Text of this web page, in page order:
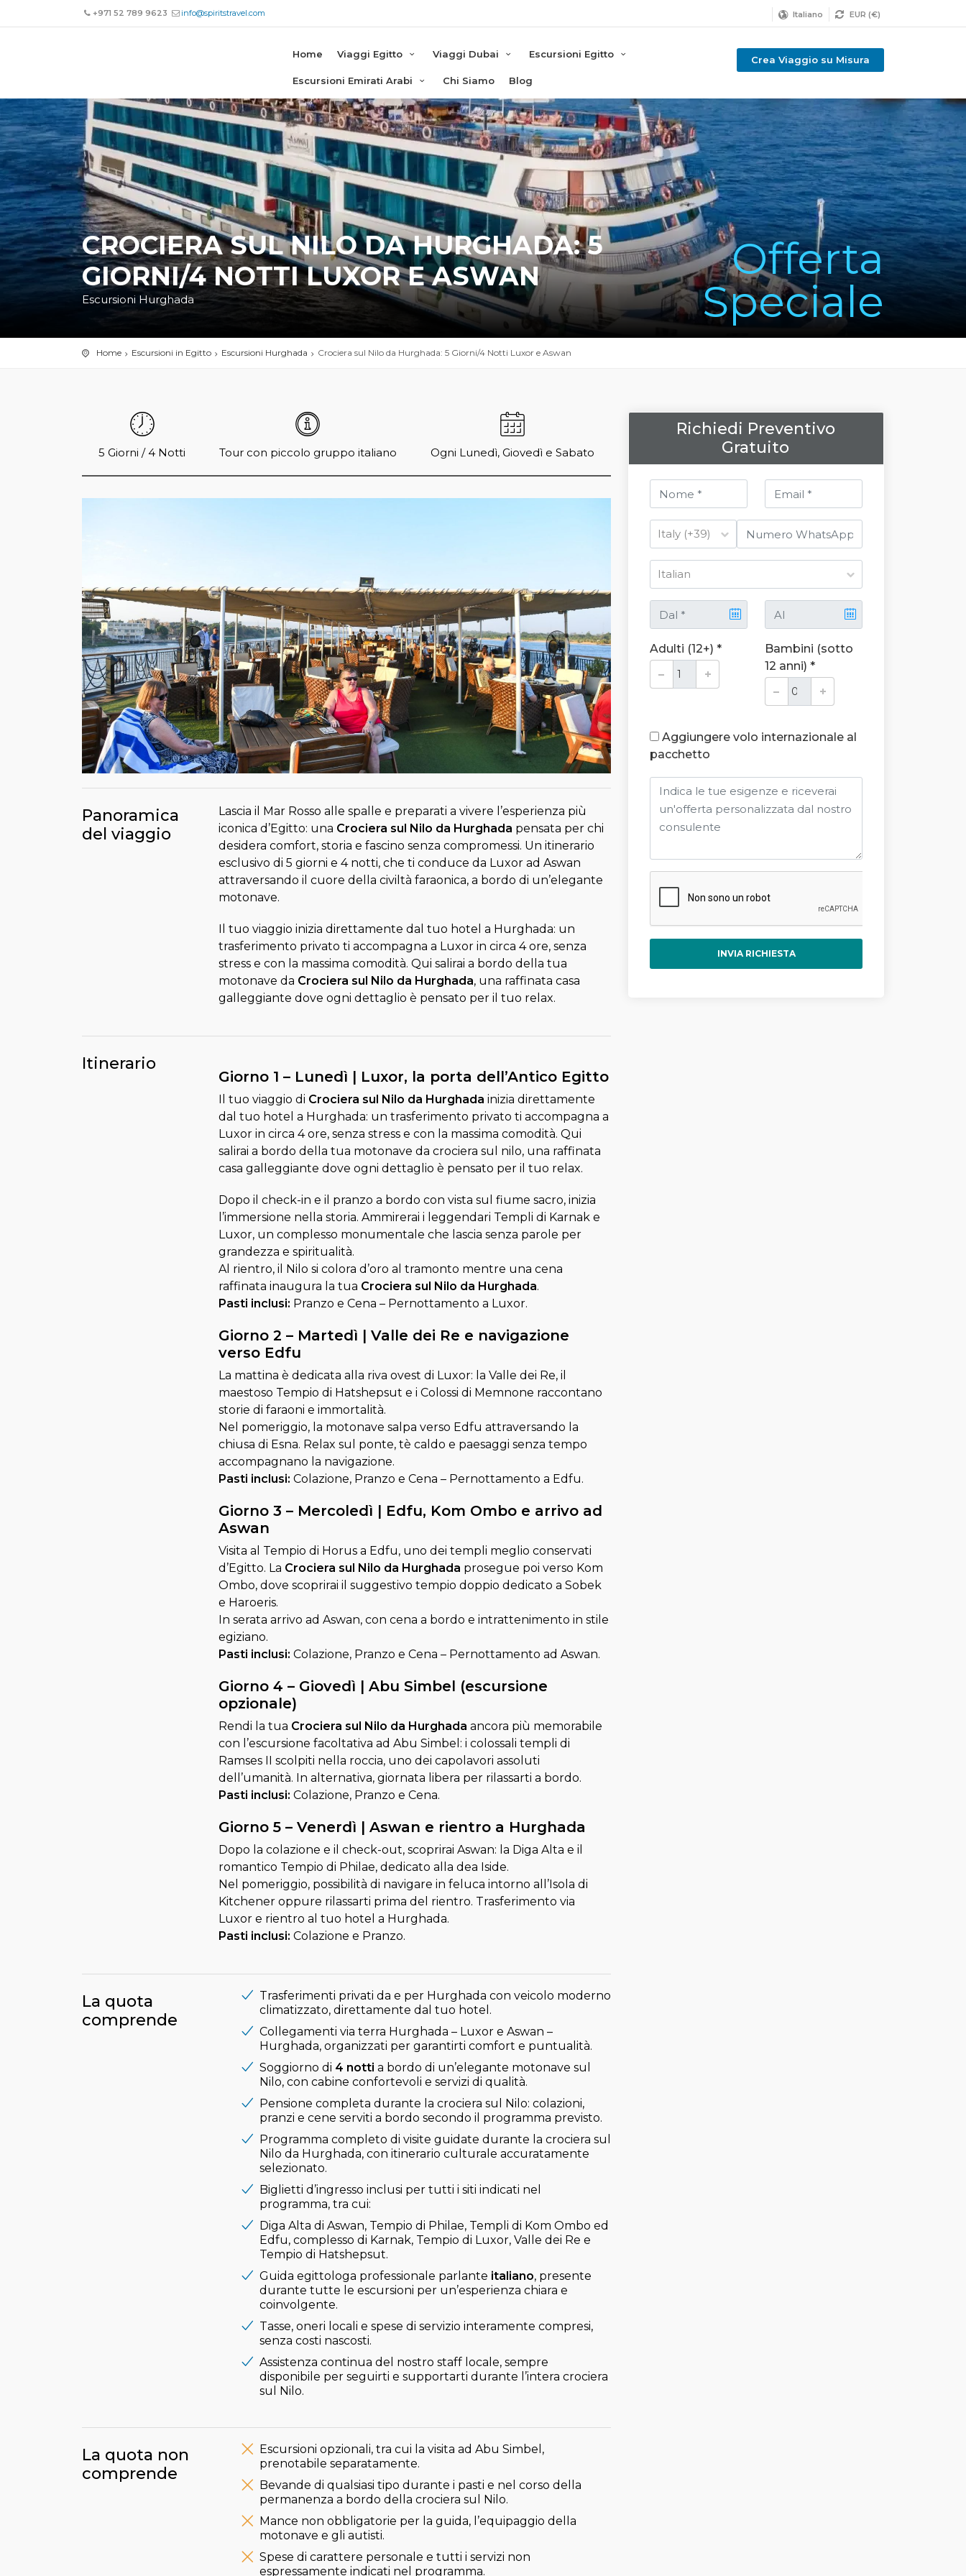
+971 52 789 9623 info@spiritstravel.com Italiano EUR (€)
Home Viaggi Egitto Viaggi Dubai Escursioni Egitto
Escursioni Emirati Arabi Chi Siamo Blog
Crea Viaggio su Misura
CROCIERA SUL NILO DA HURGHADA: 5
GIORNI/4 NOTTI LUXOR E ASWAN
Escursioni Hurghada
Offerta
Speciale
Home Escursioni in Egitto Escursioni Hurghada Crociera sul Nilo da Hurghada: 5 Giorni/4 Notti Luxor e Aswan
5 Giorni / 4 Notti Tour con piccolo gruppo italiano Ogni Lunedì, Giovedì e Sabato
Panoramica
del viaggio
Lascia il Mar Rosso alle spalle e preparati a vivere l’esperienza più
iconica d’Egitto: una Crociera sul Nilo da Hurghada pensata per chi
desidera comfort, storia e fascino senza compromessi. Un itinerario
esclusivo di 5 giorni e 4 notti, che ti conduce da Luxor ad Aswan
attraversando il cuore della civiltà faraonica, a bordo di un’elegante
motonave.
Il tuo viaggio inizia direttamente dal tuo hotel a Hurghada: un
trasferimento privato ti accompagna a Luxor in circa 4 ore, senza
stress e con la massima comodità. Qui salirai a bordo della tua
motonave da Crociera sul Nilo da Hurghada, una raffinata casa
galleggiante dove ogni dettaglio è pensato per il tuo relax.
Itinerario
Giorno 1 – Lunedì | Luxor, la porta dell’Antico Egitto
Il tuo viaggio di Crociera sul Nilo da Hurghada inizia direttamente
dal tuo hotel a Hurghada: un trasferimento privato ti accompagna a
Luxor in circa 4 ore, senza stress e con la massima comodità. Qui
salirai a bordo della tua motonave da crociera sul nilo, una raffinata
casa galleggiante dove ogni dettaglio è pensato per il tuo relax.
Dopo il check-in e il pranzo a bordo con vista sul fiume sacro, inizia
l’immersione nella storia. Ammirerai i leggendari Templi di Karnak e
Luxor, un complesso monumentale che lascia senza parole per
grandezza e spiritualità.
Al rientro, il Nilo si colora d’oro al tramonto mentre una cena
raffinata inaugura la tua Crociera sul Nilo da Hurghada.
Pasti inclusi: Pranzo e Cena – Pernottamento a Luxor.
Giorno 2 – Martedì | Valle dei Re e navigazione
verso Edfu
La mattina è dedicata alla riva ovest di Luxor: la Valle dei Re, il
maestoso Tempio di Hatshepsut e i Colossi di Memnone raccontano
storie di faraoni e immortalità.
Nel pomeriggio, la motonave salpa verso Edfu attraversando la
chiusa di Esna. Relax sul ponte, tè caldo e paesaggi senza tempo
accompagnano la navigazione.
Pasti inclusi: Colazione, Pranzo e Cena – Pernottamento a Edfu.
Giorno 3 – Mercoledì | Edfu, Kom Ombo e arrivo ad
Aswan
Visita al Tempio di Horus a Edfu, uno dei templi meglio conservati
d’Egitto. La Crociera sul Nilo da Hurghada prosegue poi verso Kom
Ombo, dove scoprirai il suggestivo tempio doppio dedicato a Sobek
e Haroeris.
In serata arrivo ad Aswan, con cena a bordo e intrattenimento in stile
egiziano.
Pasti inclusi: Colazione, Pranzo e Cena – Pernottamento ad Aswan.
Giorno 4 – Giovedì | Abu Simbel (escursione
opzionale)
Rendi la tua Crociera sul Nilo da Hurghada ancora più memorabile
con l’escursione facoltativa ad Abu Simbel: i colossali templi di
Ramses II scolpiti nella roccia, uno dei capolavori assoluti
dell’umanità. In alternativa, giornata libera per rilassarti a bordo.
Pasti inclusi: Colazione, Pranzo e Cena.
Giorno 5 – Venerdì | Aswan e rientro a Hurghada
Dopo la colazione e il check-out, scoprirai Aswan: la Diga Alta e il
romantico Tempio di Philae, dedicato alla dea Iside.
Nel pomeriggio, possibilità di navigare in feluca intorno all’Isola di
Kitchener oppure rilassarti prima del rientro. Trasferimento via
Luxor e rientro al tuo hotel a Hurghada.
Pasti inclusi: Colazione e Pranzo.
La quota
comprende
Trasferimenti privati da e per Hurghada con veicolo moderno
climatizzato, direttamente dal tuo hotel.
Collegamenti via terra Hurghada – Luxor e Aswan –
Hurghada, organizzati per garantirti comfort e puntualità.
Soggiorno di 4 notti a bordo di un’elegante motonave sul
Nilo, con cabine confortevoli e servizi di qualità.
Pensione completa durante la crociera sul Nilo: colazioni,
pranzi e cene serviti a bordo secondo il programma previsto.
Programma completo di visite guidate durante la crociera sul
Nilo da Hurghada, con itinerario culturale accuratamente
selezionato.
Biglietti d’ingresso inclusi per tutti i siti indicati nel
programma, tra cui:
Diga Alta di Aswan, Tempio di Philae, Templi di Kom Ombo ed
Edfu, complesso di Karnak, Tempio di Luxor, Valle dei Re e
Tempio di Hatshepsut.
Guida egittologa professionale parlante italiano, presente
durante tutte le escursioni per un’esperienza chiara e
coinvolgente.
Tasse, oneri locali e spese di servizio interamente compresi,
senza costi nascosti.
Assistenza continua del nostro staff locale, sempre
disponibile per seguirti e supportarti durante l’intera crociera
sul Nilo.
La quota non
comprende
Escursioni opzionali, tra cui la visita ad Abu Simbel,
prenotabile separatamente.
Bevande di qualsiasi tipo durante i pasti e nel corso della
permanenza a bordo della crociera sul Nilo.
Mance non obbligatorie per la guida, l’equipaggio della
motonave e gli autisti.
Spese di carattere personale e tutti i servizi non
espressamente indicati nel programma.
Richiedi Preventivo
Gratuito
Adulti (12+) *
Bambini (sotto
12 anni) *
Aggiungere volo internazionale al
pacchetto
INVIA RICHIESTA